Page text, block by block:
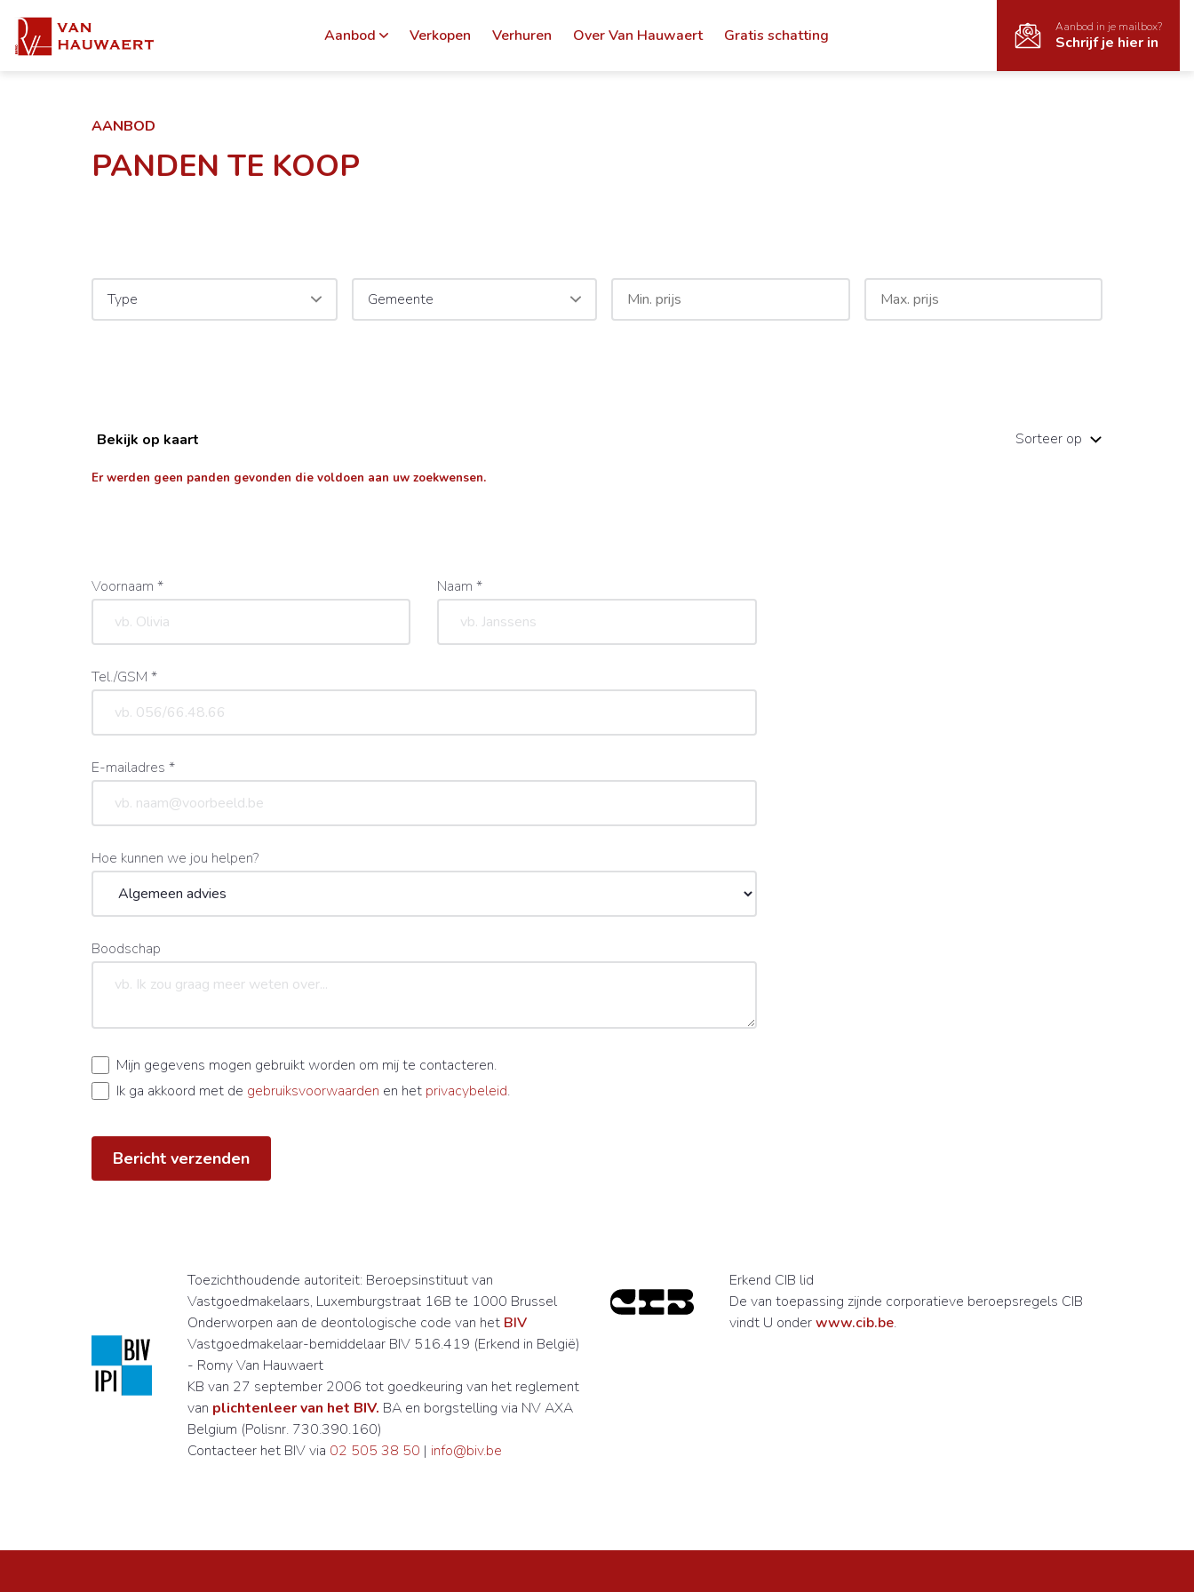
Aanbod Verkopen Verhuren Over Van Hauwaert Gratis schatting Aanbod in je mailbox?
Schrijf je hier in
AANBOD
PANDEN TE KOOP
Type Gemeente
Bekijk op kaart Sorteer op
Er werden geen panden gevonden die voldoen aan uw zoekwensen.
Voornaam * Naam *
Tel./GSM *
E-mailadres *
Hoe kunnen we jou helpen?
Boodschap
Mijn gegevens mogen gebruikt worden om mij te contacteren.
Ik ga akkoord met de gebruiksvoorwaarden en het privacybeleid.
Bericht verzenden
Toezichthoudende autoriteit: Beroepsinstituut van
Vastgoedmakelaars, Luxemburgstraat 16B te 1000 Brussel
Onderworpen aan de deontologische code van het BIV
Vastgoedmakelaar-bemiddelaar BIV 516.419 (Erkend in België)
- Romy Van Hauwaert
KB van 27 september 2006 tot goedkeuring van het reglement
van plichtenleer van het BIV. BA en borgstelling via NV AXA
Belgium (Polisnr. 730.390.160)
Contacteer het BIV via 02 505 38 50 | info@biv.be
Erkend CIB lid
De van toepassing zijnde corporatieve beroepsregels CIB
vindt U onderwww.cib.be.